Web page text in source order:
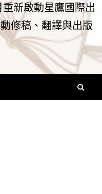
新啟動星鷹國際出
修稿、翻譯與出版